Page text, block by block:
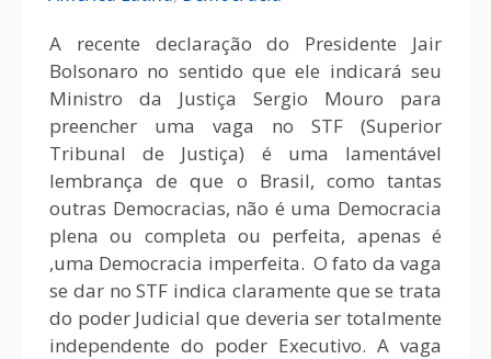
A recente declaração do Presidente Jair
Bolsonaro no sentido que ele indicará seu
Ministro da Justiça Sergio Mouro para
preencher uma vaga no STF (Superior
Tribunal de Justiça) é uma lamentável
lembrança de que o Brasil, como tantas
outras Democracias, não é uma Democracia
plena ou completa ou perfeita, apenas é
,uma Democracia imperfeita. O fato da vaga
se dar no STF indica claramente que se trata
do poder Judicial que deveria ser totalmente
independente do poder Executivo. A vaga